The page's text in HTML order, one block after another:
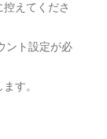
えてくださ
ント設定が必
す。